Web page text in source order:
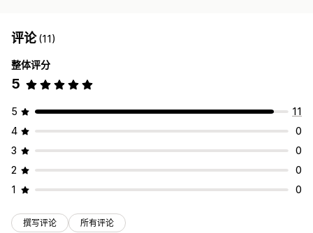
评论(11)
整体评分
5
5
11
4
0
3
0
2
0
1
0
撰写评论 所有评论